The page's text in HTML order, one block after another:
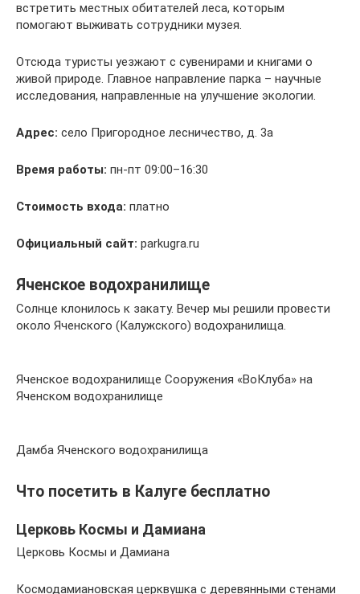
встретить местных обитателей леса, которым
помогают выживать сотрудники музея.
Отсюда туристы уезжают с сувенирами и книгами о
живой природе. Главное направление парка – научные
исследования, направленные на улучшение экологии.
Адрес: село Пригородное лесничество, д. 3а
Время работы: пн-пт 09:00–16:30
Стоимость входа: платно
Официальный сайт: parkugra.ru
Яченское водохранилище
Солнце клонилось к закату. Вечер мы решили провести
около Яченского (Калужского) водохранилища.
Яченское водохранилище Сооружения «ВоКлуба» на
Яченском водохранилище
Дамба Яченского водохранилища
Что посетить в Калуге бесплатно
Церковь Космы и Дамиана
Церковь Космы и Дамиана
Космодамиановская церквушка с деревянными стенами